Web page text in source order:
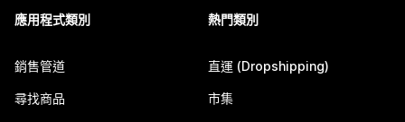
應用程式類別
銷售管道
尋找商品
熱門類別
直運 (Dropshipping)
市集